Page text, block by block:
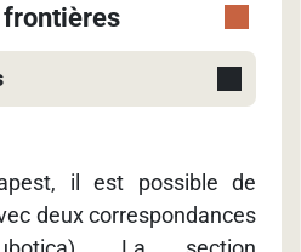
il est possible de
deux correspondances